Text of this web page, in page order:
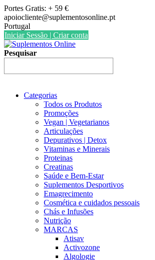
Skip
to
content
Portes Gratis: + 59 €
apoiocliente@suplementosonline.pt
Portugal
Iniciar Sessão | Criar conta
Pesquisar
Categorias
Todos os Produtos
Promoções
Vegan | Vegetarianos
Articulações
Depurativos | Detox
Vitaminas e Minerais
Proteinas
Creatinas
Saúde e Bem-Estar
Suplementos Desportivos
Emagrecimento
Cosmética e cuidados pessoais
Chás e Infusões
Nutrição
MARCAS
Atisav
Activozone
Algologie